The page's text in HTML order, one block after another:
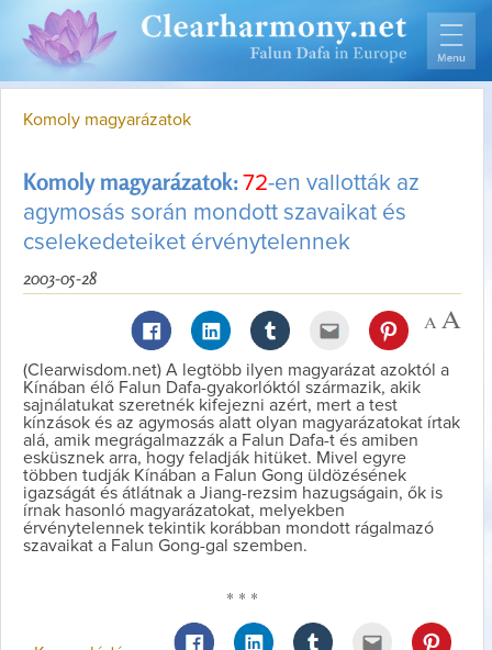
Komoly magyarázatok
Komoly magyarázatok:72-en vallották az
agymosás során mondott szavaikat és
cselekedeteiket érvénytelennek
2003-05-28
(Clearwisdom.net) A legtöbb ilyen magyarázat azoktól a
Kínában élő Falun Dafa-gyakorlóktól származik, akik
sajnálatukat szeretnék kifejezni azért, mert a test
kínzások és az agymosás alatt olyan magyarázatokat írtak
alá, amik megrágalmazzák a Falun Dafa-t és amiben
esküsznek arra, hogy feladják hitüket. Mivel egyre
többen tudják Kínában a Falun Gong üldözésének
igazságát és átlátnak a Jiang-rezsim hazugságain, ők is
írnak hasonló magyarázatokat, melyekben
érvénytelennek tekintik korábban mondott rágalmazó
szavaikat a Falun Gong-gal szemben.
* * *